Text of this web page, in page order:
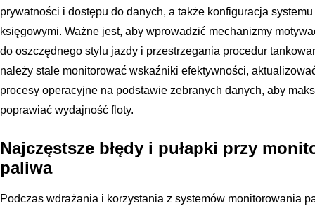
prywatności i dostępu do danych, a także konfiguracja
księgowymi. Ważne jest, aby wprowadzić mechanizmy
do oszczędnego stylu jazdy i przestrzegania procedur
należy stale monitorować wskaźniki efektywności,
procesy operacyjne na podstawie zebranych danych, aby
poprawiać wydajność floty.
Najczęstsze błędy i pułapki przy
paliwa
Podczas wdrażania i korzystania z systemów monitorowania